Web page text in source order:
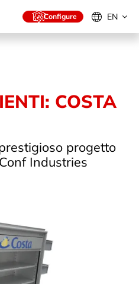
Configure EN
COSTA
progetto
Industries